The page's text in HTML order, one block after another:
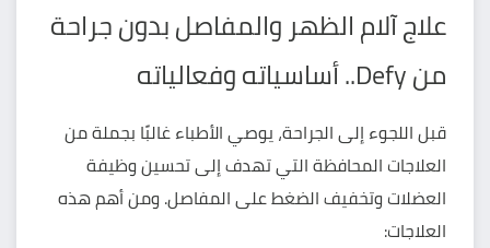
علاج آلام الظهر والمفاصل بدون جراحة
من Defy.. أساسياته وفعالياته
قبل اللجوء إلى الجراحة، يوصي الأطباء غالبًا بجملة من
العلاجات المحافظة التي تهدف إلى تحسين وظيفة
العضلات وتخفيف الضغط على المفاصل. ومن أهم هذه
العلاجات: